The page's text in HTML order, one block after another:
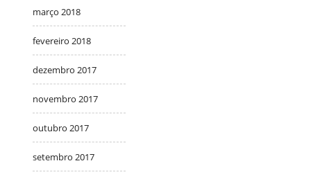
março 2018
fevereiro 2018
dezembro 2017
novembro 2017
outubro 2017
setembro 2017